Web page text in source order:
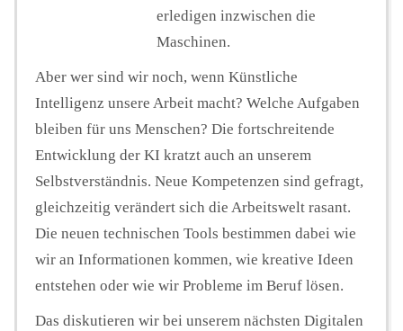
erledigen inzwischen die
Maschinen.
Aber wer sind wir noch, wenn Künstliche
Intelligenz unsere Arbeit macht? Welche Aufgaben
bleiben für uns Menschen? Die fortschreitende
Entwicklung der KI kratzt auch an unserem
Selbstverständnis. Neue Kompetenzen sind gefragt,
gleichzeitig verändert sich die Arbeitswelt rasant.
Die neuen technischen Tools bestimmen dabei wie
wir an Informationen kommen, wie kreative Ideen
entstehen oder wie wir Probleme im Beruf lösen.
Das diskutieren wir bei unserem nächsten Digitalen